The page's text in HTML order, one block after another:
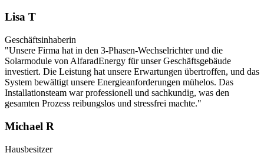
Lisa T
Geschäftsinhaberin
"Unsere Firma hat in den 3-Phasen-Wechselrichter und die
Solarmodule von AlfaradEnergy für unser Geschäftsgebäude
investiert. Die Leistung hat unsere Erwartungen übertroffen, und das
System bewältigt unsere Energieanforderungen mühelos. Das
Installationsteam war professionell und sachkundig, was den
gesamten Prozess reibungslos und stressfrei machte."
Michael R
Hausbesitzer